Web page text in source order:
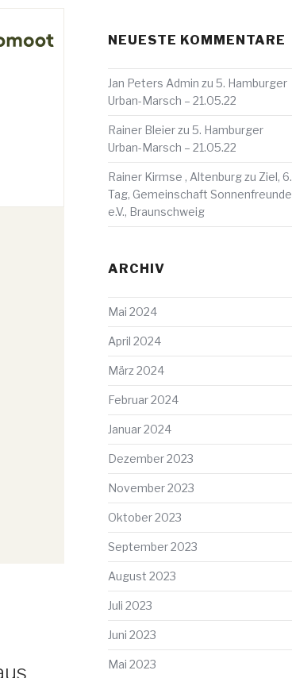
NEUESTE KOMMENTARE
Jan Peters Admin zu5. Hamburger
Urban-Marsch – 21.05.22
Rainer Bleierzu5. Hamburger
Urban-Marsch – 21.05.22
Rainer Kirmse , Altenburgzu Ziel, 6.
Tag, Gemeinschaft Sonnenfreunde
e.V., Braunschweig
ARCHIV
Mai 2024
April 2024
März 2024
Februar 2024
Januar 2024
Dezember 2023
November 2023
Oktober 2023
September 2023
August 2023
Juli 2023
Juni 2023
Mai 2023